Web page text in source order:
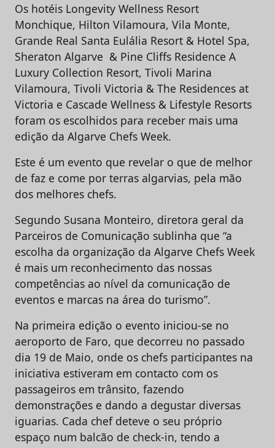
Os hotéis Longevity Wellness Resort
Monchique, Hilton Vilamoura, Vila Monte,
Grande Real Santa Eulália Resort & Hotel Spa,
Sheraton Algarve & Pine Cliffs Residence A
Luxury Collection Resort, Tivoli Marina
Vilamoura, Tivoli Victoria & The Residences at
Victoria e Cascade Wellness & Lifestyle Resorts
foram os escolhidos para receber mais uma
edição da Algarve Chefs Week.
Este é um evento que revelar o que de melhor
de faz e come por terras algarvias, pela mão
dos melhores chefs.
Segundo Susana Monteiro, diretora geral da
Parceiros de Comunicação sublinha que “a
escolha da organização da Algarve Chefs Week
é mais um reconhecimento das nossas
competências ao nível da comunicação de
eventos e marcas na área do turismo”.
Na primeira edição o evento iniciou-se no
aeroporto de Faro, que decorreu no passado
dia 19 de Maio, onde os chefs participantes na
iniciativa estiveram em contacto com os
passageiros em trânsito, fazendo
demonstrações e dando a degustar diversas
iguarias. Cada chef deteve o seu próprio
espaço num balcão de check-in, tendo a